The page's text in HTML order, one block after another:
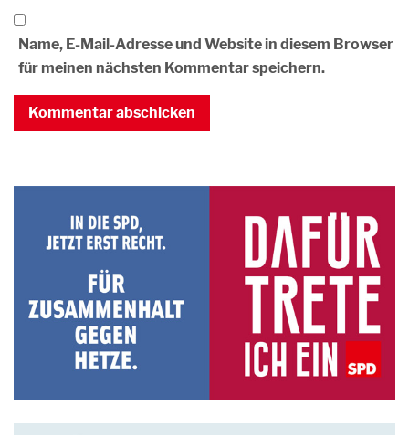
Name, E-Mail-Adresse und Website in diesem Browser
für meinen nächsten Kommentar speichern.